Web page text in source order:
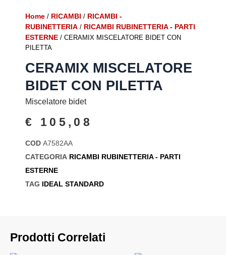
Home / RICAMBI / RICAMBI -
RUBINETTERIA / RICAMBI RUBINETTERIA - PARTI
ESTERNE / CERAMIX MISCELATORE BIDET CON
PILETTA
CERAMIX MISCELATORE
BIDET CON PILETTA
Miscelatore bidet
€ 105,08
COD A7582AA
CATEGORIA RICAMBI RUBINETTERIA - PARTI
ESTERNE
TAG IDEAL STANDARD
Prodotti Correlati